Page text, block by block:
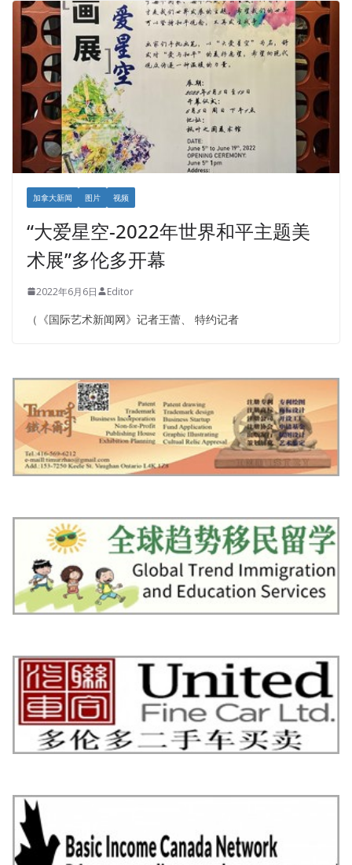
加拿大新闻 图片 视频
“大爱星空-2022年世界和平主题美
术展”多伦多开幕
2022年6月6日 Editor
（《国际艺术新闻网》记者王蕾、 特约记者